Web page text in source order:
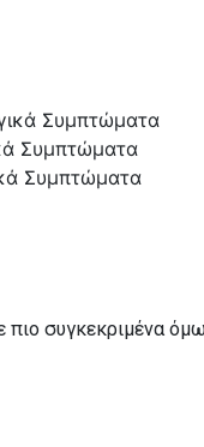
Συμπτώματα
Συμπτώματα
Συμπτώματα
πιο συγκεκριμένα